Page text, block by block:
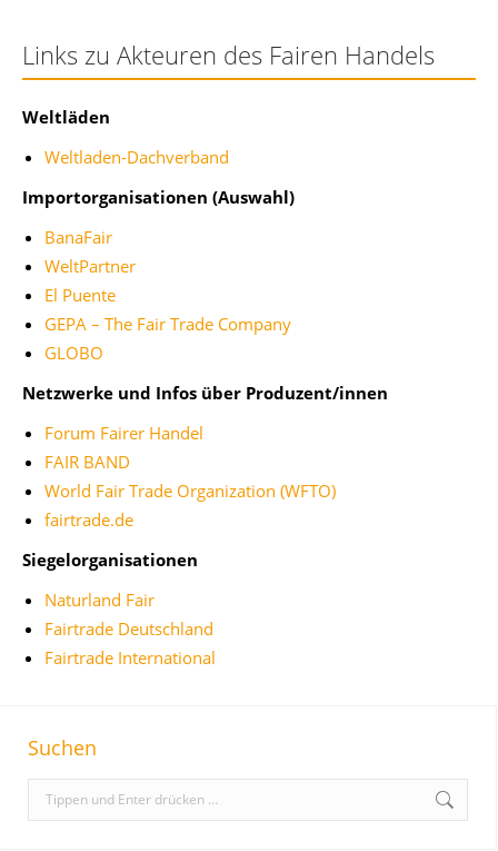
Links zu Akteuren des Fairen Handels
Weltläden
Weltladen-Dachverband
Importorganisationen (Auswahl)
BanaFair
WeltPartner
El Puente
GEPA – The Fair Trade Company
GLOBO
Netzwerke und Infos über Produzent/innen
Forum Fairer Handel
FAIR BAND
World Fair Trade Organization (WFTO)
fairtrade.de
Siegelorganisationen
Naturland Fair
Fairtrade Deutschland
Fairtrade International
Suchen
e